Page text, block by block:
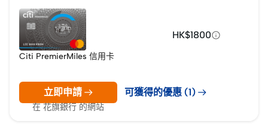
Citi PremierMiles 信用卡
HK$1800
可獲得的優惠 (1)
立即申請
在 花旗銀行 的網站